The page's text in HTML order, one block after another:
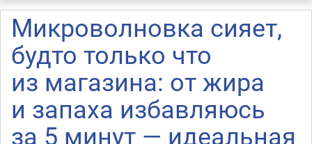
Микроволновка сияет,
будто только что
из магазина: от жира
и запаха избавляюсь
за 5 минут — идеальная